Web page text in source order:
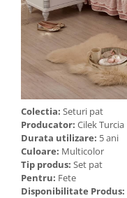
Colectia: Seturi pat
Producator: Cilek Turcia
Durata utilizare: 5 ani
Culoare: Multicolor
Tip produs: Set pat
Pentru: Fete
Disponibilitate Produs: